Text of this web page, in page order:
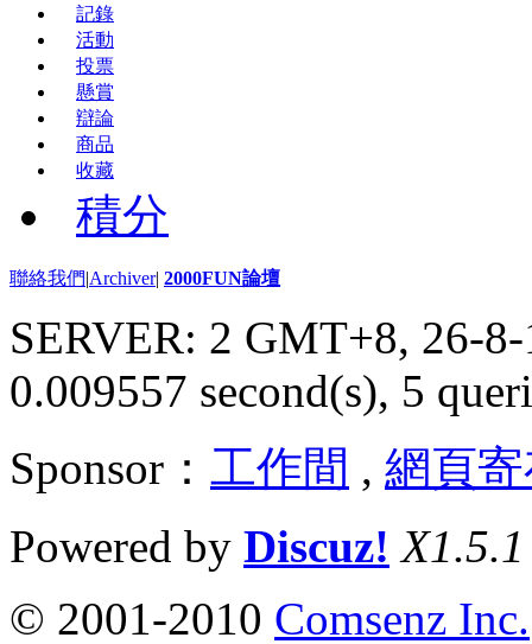
記錄
活動
投票
懸賞
辯論
商品
收藏
積分
聯絡我們|Archiver| 2000FUN論壇
SERVER: 2 GMT+8, 26-
0.009557 second(s), 5
Sponsor： 工作間 , 網頁
Powered by Discuz! X1.5.1
© 2001-2010 Comsenz Inc.